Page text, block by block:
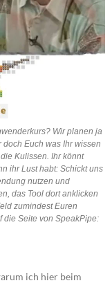
Wir planen ja
Euch was Ihr wissen
Kulissen. Ihr könnt
ihr Lust habt: Schickt uns
nutzen und
das Tool dort anklicken
zumindest Euren
die Seite von SpeakPipe:
ich hier beim